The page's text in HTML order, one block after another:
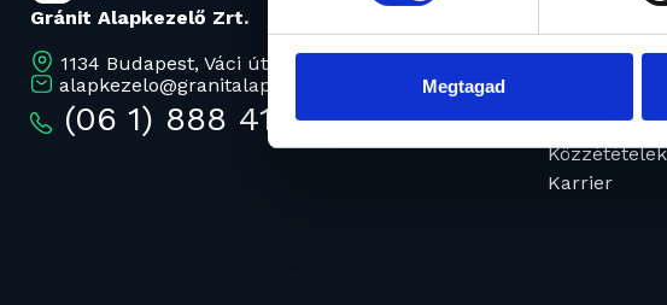
Megtagad
Gránit Alapkezelő Zrt.
1134 Budapest, Váci út 17.
alapkezelo@granitalapkezelo.hu
(06 1) 888 4120
Elismerések
Hírek
Közzétételek
Karrier